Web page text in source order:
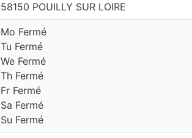
58150 POUILLY SUR LOIRE
Mo Fermé
Tu Fermé
We Fermé
Th Fermé
Fr Fermé
Sa Fermé
Su Fermé